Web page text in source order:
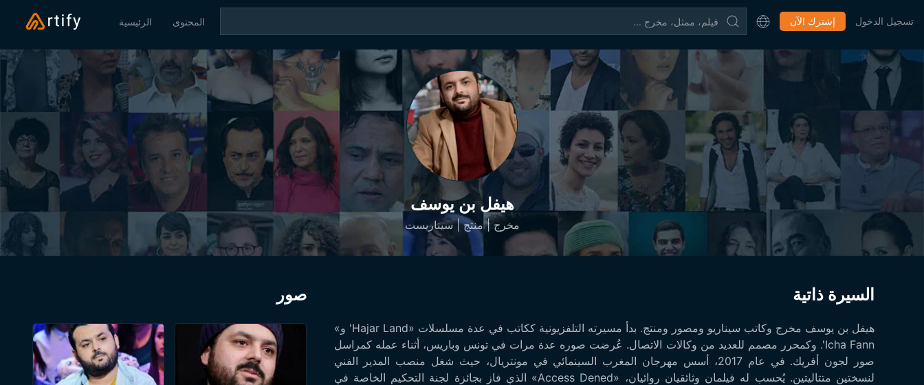
الرئيسية المحتوى إشترك الآن تسجيل الدخول
هيفل بن يوسف
مخرج | منتج | سيناريست
السيرة ذاتية
هيفل بن يوسف مخرج وكاتب سيناريو ومصور ومنتج. بدأ مسيرته التلفزيونية ككاتب في عدة مسلسلات «Hajar Land' و»
Icha Fann'. وكمحرر مصمم للعديد من وكالات الاتصال. عُرضت صوره عدة مرات في تونس وباريس، أثناء عمله كمراسل
صور لجون أفريك. في عام 2017، أسس مهرجان المغرب السينمائي في مونتريال، حيث شغل منصب المدير الفني
لنسختين متتاليتين. يُحسب له فيلمان وثائقيان روائيان، «Access Dened» الذي فاز بجائزة لجنة التحكيم الخاصة في
صور